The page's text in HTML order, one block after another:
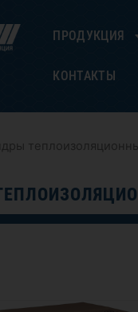
ПРОДУКЦИЯ
КОНТАКТЫ